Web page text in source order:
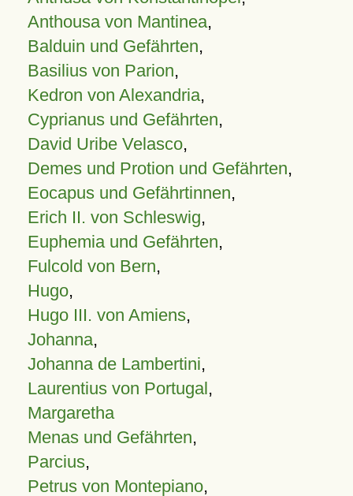
Anthousa von Mantinea,
Balduin und Gefährten,
Basilius von Parion,
Kedron von Alexandria,
Cyprianus und Gefährten,
David Uribe Velasco,
Demes und Protion und Gefährten,
Eocapus und Gefährtinnen,
Erich II. von Schleswig,
Euphemia und Gefährten,
Fulcold von Bern,
Hugo,
Hugo III. von Amiens,
Johanna,
Johanna de Lambertini,
Laurentius von Portugal,
Margaretha
Menas und Gefährten,
Parcius,
Petrus von Montepiano,